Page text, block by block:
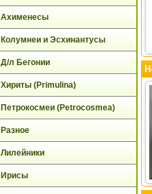
Ахименесы
Колумнеи и Эсхинантусы
Д/л Бегонии
Хириты (Primulina)
Петрокосмеи (Petrocosmea)
Разное
Лилейники
Ирисы